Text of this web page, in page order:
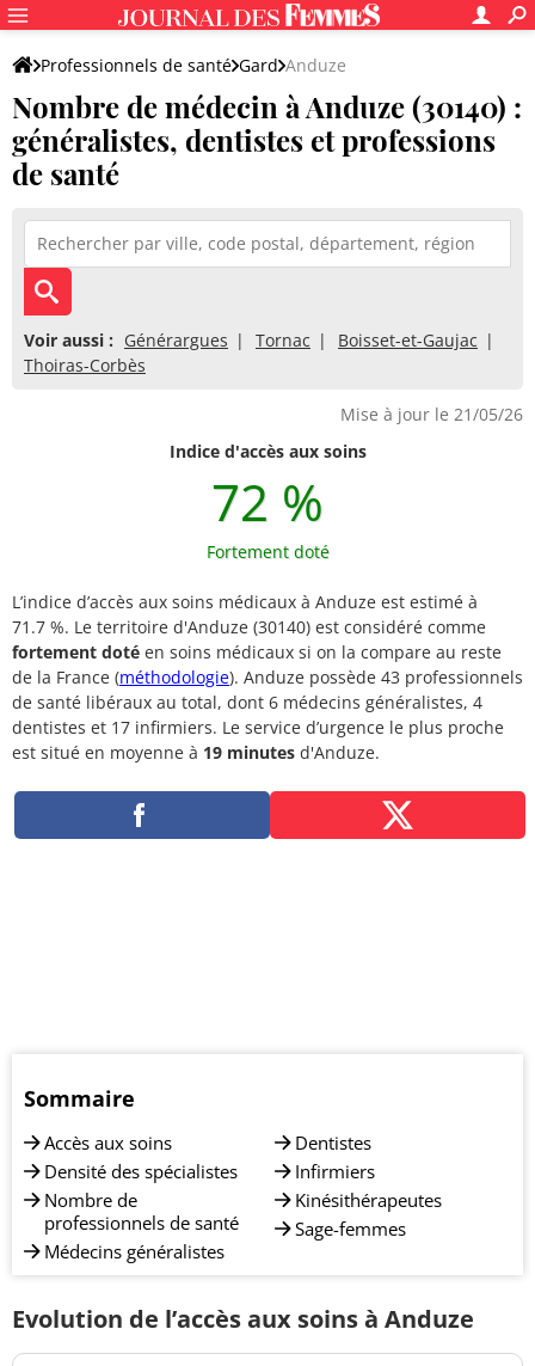
Professionnels de santé Gard Anduze
Nombre de médecin à Anduze (30140) :
généralistes, dentistes et professions
de santé
Voir aussi : Générargues Tornac
Boisset-et-Gaujac
Thoiras-Corbès
Mise à jour le 21/05/26
Indice d'accès aux soins
72 %
Fortement doté
L’indice d’accès aux soins médicaux à Anduze est estimé à
71.7 %. Le territoire d'Anduze (30140) est considéré comme
fortement doté en soins médicaux si on la compare au reste
de la France (méthodologie). Anduze possède 43 professionnels
de santé libéraux au total, dont 6 médecins généralistes, 4
dentistes et 17 infirmiers. Le service d’urgence le plus proche
est situé en moyenne à 19 minutes d'Anduze.
Sommaire
Accès aux soins
Densité des spécialistes
Nombre de
professionnels de santé
Médecins généralistes
Dentistes
Infirmiers
Kinésithérapeutes
Sage-femmes
Evolution de l’accès aux soins à Anduze